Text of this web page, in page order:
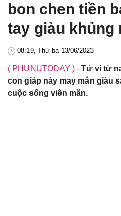
bon chen tiền
tay giàu khủng
08:19, Thứ ba 13/06/2023
( PHUNUTODAY ) - Tử vi từ
con giáp này may mắn giàu
cuộc sống viên mãn.